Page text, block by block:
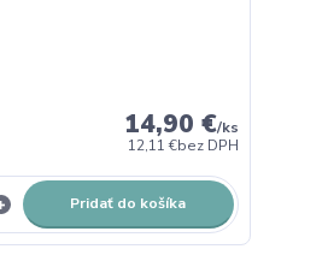
14,90 €/ks
12,11 €bez DPH
Pridať do košíka